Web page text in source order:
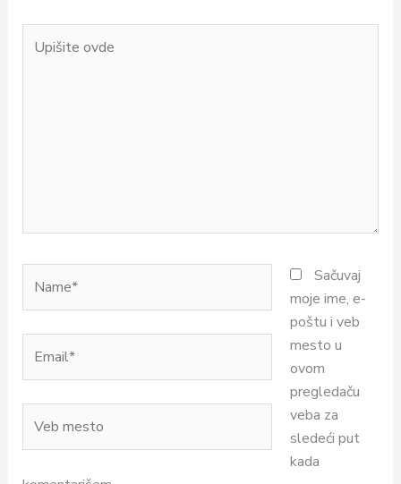
ovde
mesto
Sačuvaj
moje ime, e-
poštu i veb
mesto u
ovom
pregledaču
veba za
sledeći put
kada